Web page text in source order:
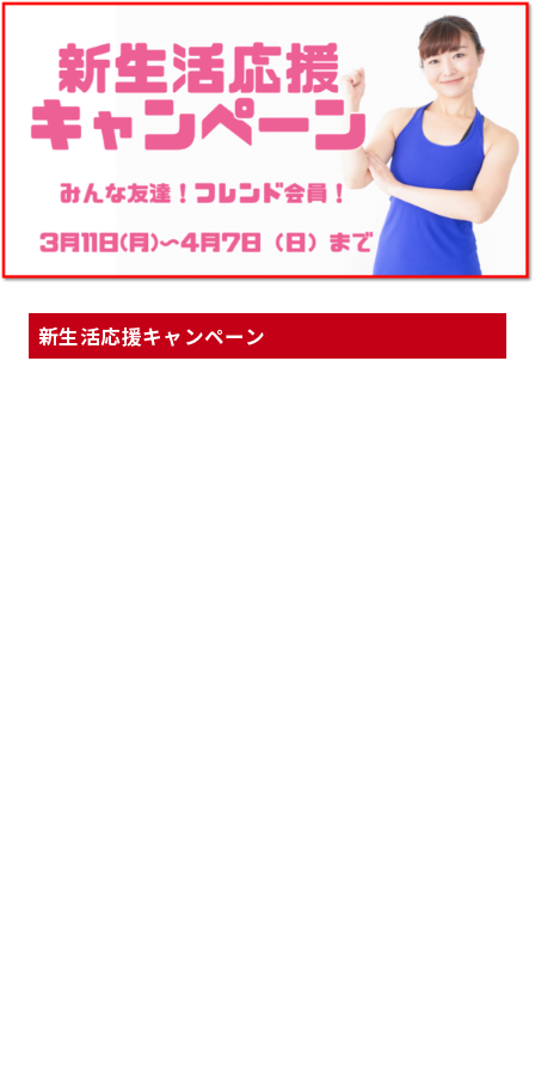
新生活応援キャンペーン